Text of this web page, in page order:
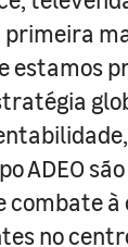
primeira
estamos
ADEO
combate
no